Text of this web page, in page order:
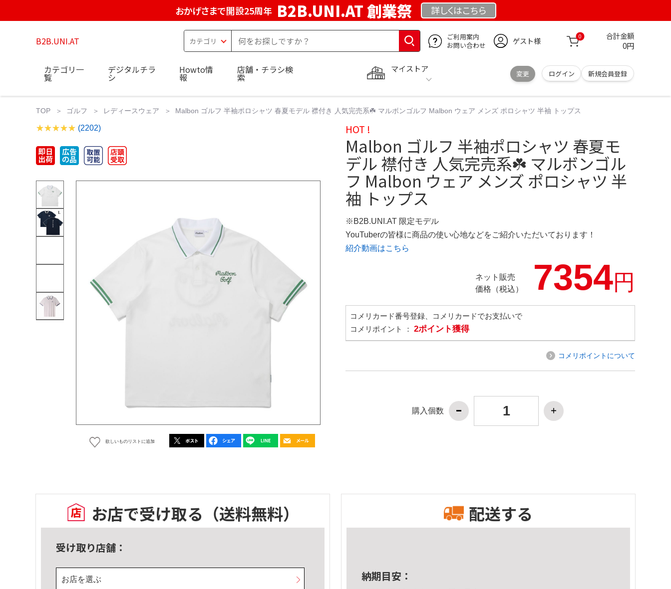
おかげさまで開設25周年 B2B.UNI.AT 創業祭 詳しくはこちら
B2B.UNI.AT
ご利用案内
お問い合わせ
ゲスト様 0 合計金額
0円
マイストア
変更 ログイン 新規会員登録
カテゴリ一
覧
デジタルチラ
シ
Howto情
報
店舗・チラシ検
索
TOP ゴルフ レディースウェア Malbon ゴルフ 半袖ポロシャツ 春夏モデル 襟付き 人気完売系☘️ マルボンゴルフ Malbon ウェア メンズ ポロシャツ 半袖 トップス
(2202)
欲しいものリストに追加
HOT !
Malbon ゴルフ 半袖ポロシャツ 春夏モ
デル 襟付き 人気完売系☘️ マルボンゴル
フ Malbon ウェア メンズ ポロシャツ 半
袖 トップス
※B2B.UNI.AT 限定モデル
YouTuberの皆様に商品の使い心地などをご紹介いただいております！
紹介動画はこちら
ネット販売
価格（税込）
7354円
コメリカード番号登録、コメリカードでお支払いで
コメリポイント ： 2ポイント獲得
コメリポイントについて
購入個数
お店で受け取る （送料無料）
受け取り店舗：
お店を選ぶ
配送する
納期目安：